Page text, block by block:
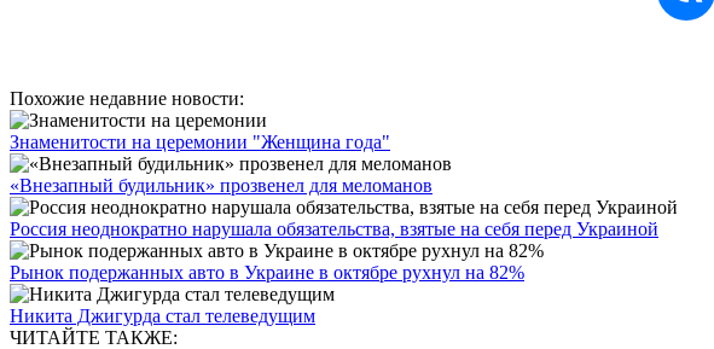
Похожие недавние новости:
Знаменитости на церемонии "Женщина года"
«Внезапный будильник» прозвенел для меломанов
Россия неоднократно нарушала обязательства, взятые на себя перед Украиной
Рынок подержанных авто в Украине в октябре рухнул на 82%
Никита Джигурда стал телеведущим
ЧИТАЙТЕ ТАКЖЕ: